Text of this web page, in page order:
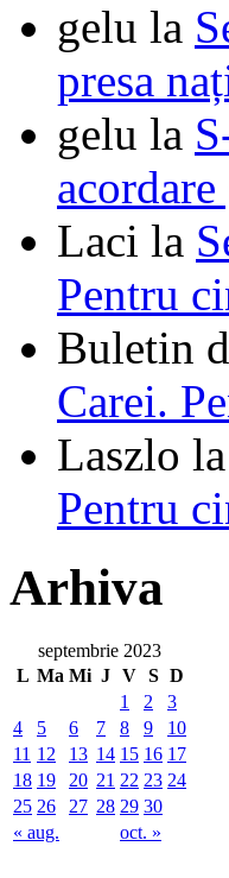
gelu la
presa
gelu la
Laci la
Pentru
Buletin
Carei.
Laszlo la
Pentru
Arhiva
septembrie 2023
L Ma Mi J V S D
« aug. oct. »
1 2
3
4
5 6 7 8 9
10
11 12 13 14 15 16 17
18 19 20 21 22 23 24
25 26 27 28 29 30